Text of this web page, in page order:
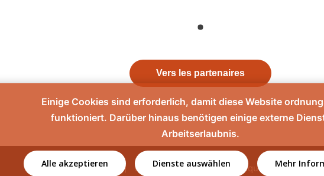
Vers les partenaires
Contact Mentions légales Politique de
Einige Cookies sind erforderlich, damit diese Website
funktioniert. Darüber hinaus benötigen einige externe
Arbeitserlaubnis.
Alle akzeptieren Dienste auswählen Mehr